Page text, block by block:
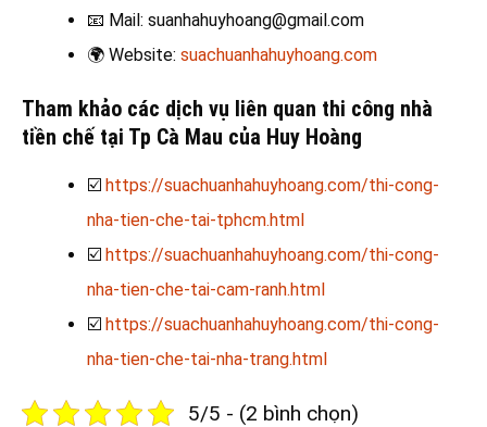
📧 Mail: suanhahuyhoang@gmail.com
🌍 Website: suachuanhahuyhoang.com
Tham khảo các dịch vụ liên quan thi công nhà
tiền chế tại Tp Cà Mau của Huy Hoàng
☑️ https://suachuanhahuyhoang.com/thi-cong-
nha-tien-che-tai-tphcm.html
☑️ https://suachuanhahuyhoang.com/thi-cong-
nha-tien-che-tai-cam-ranh.html
☑️ https://suachuanhahuyhoang.com/thi-cong-
nha-tien-che-tai-nha-trang.html
5/5 - (2 bình chọn)